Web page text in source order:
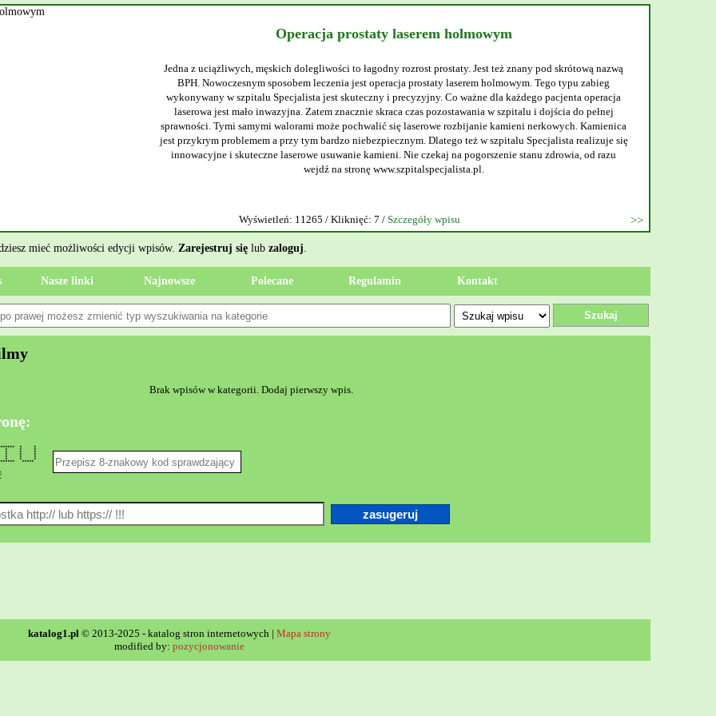
Operacja prostaty laserem holmowym
Jedna z uciążliwych, męskich dolegliwości to łagodny rozrost prostaty. Jest też znany pod skrótową nazwą
BPH. Nowoczesnym sposobem leczenia jest operacja prostaty laserem holmowym. Tego typu zabieg
wykonywany w szpitalu Specjalista jest skuteczny i precyzyjny. Co ważne dla każdego pacjenta operacja
laserowa jest mało inwazyjna. Zatem znacznie skraca czas pozostawania w szpitalu i dojścia do pełnej
sprawności. Tymi samymi walorami może pochwalić się laserowe rozbijanie kamieni nerkowych. Kamienica
jest przykrym problemem a przy tym bardzo niebezpiecznym. Dlatego też w szpitalu Specjalista realizuje się
innowacyjne i skuteczne laserowe usuwanie kamieni. Nie czekaj na pogorszenie stanu zdrowia, od razu
wejdź na stronę www.szpitalspecjalista.pl.
Wyświetleń: 11265 / Kliknięć: 7 / Szczegóły wpisu
mieć możliwości edycji wpisów. Zarejestruj się lub zaloguj.
Nasze linki Najnowsze Polecane Regulamin Kontakt
Szukaj
Brak wpisów w kategorii. Dodaj pierwszy wpis.
* *
* * *
* * * *
* * *
* * *
* * *
*****
katalog1.pl© 2013-2025 - katalog stron internetowych | Mapa strony
modified by: pozycjonowanie